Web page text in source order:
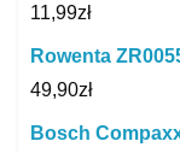
11,99zł
Rowenta
49,90zł
Bosch